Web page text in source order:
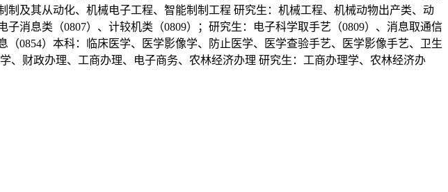
及其从动化、机械电子工程、智能制制工程 研究生：机械工程、机械动物出产类、动
消息类（0807）、计较机类（0809）；研究生：电子科学取手艺（0809）、消息取通信
0854）本科：临床医学、医学影像学、防止医学、医学查验手艺、医学影像手艺、卫生
财政办理、工商办理、电子商务、农林经济办理 研究生：工商办理学、农林经济办